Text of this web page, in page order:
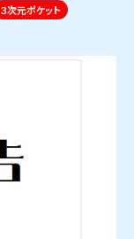
３次元ポケット